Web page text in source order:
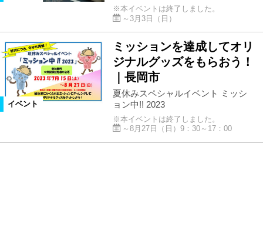
※本イベントは終了しました。
～3月3日（日）
イベント
ミッションを達成してオリ
ジナルグッズをもらおう！
｜長岡市
夏休みスペシャルイベント ミッシ
ョン中!! 2023
※本イベントは終了しました。
～8月27日（日）9：30～17：00